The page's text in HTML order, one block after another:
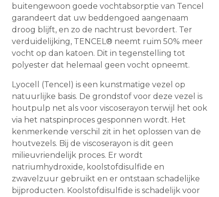
buitengewoon goede vochtabsorptie van Tencel
garandeert dat uw beddengoed aangenaam
droog blijft, en zo de nachtrust bevordert. Ter
verduidelijking, TENCEL® neemt ruim 50% meer
vocht op dan katoen. Dit in tegenstelling tot
polyester dat helemaal geen vocht opneemt.
Lyocell (Tencel) is een kunstmatige vezel op
natuurlijke basis. De grondstof voor deze vezel is
houtpulp net als voor viscoserayon terwijl het ook
via het natspinproces gesponnen wordt. Het
kenmerkende verschil zit in het oplossen van de
houtvezels. Bij de viscoserayon is dit geen
milieuvriendelijk proces. Er wordt
natriumhydroxide, koolstofdisulfide en
zwavelzuur gebruikt en er ontstaan schadelijke
bijproducten. Koolstofdisulfide is schadelijk voor